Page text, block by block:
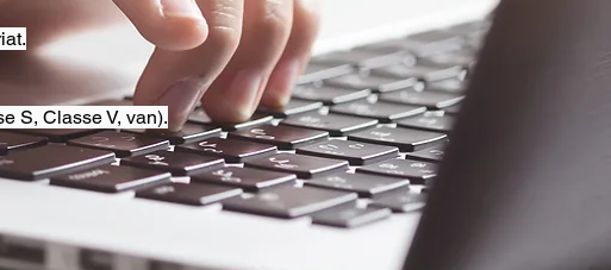
S, Classe V, van).